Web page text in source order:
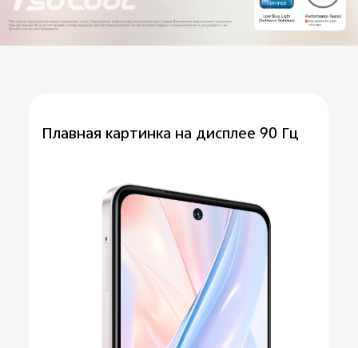
Плавная картинка на дисплее 90 Гц